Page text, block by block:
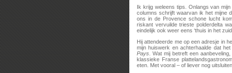
Ik krijg weleens tips. Onlangs van
columns schrijft waarvan ik het mijne
ons in de Provence schone lucht
riskant vervuilde trieste polderdelta
eindelijk ook weer eens ‘thuis in het
Hij attendeerde me op een adresje in
mijn huiswerk en achterhaalde dat
Pays . Wat mij betreft een
klassieke Franse
eten. Met vooral – of liever nog